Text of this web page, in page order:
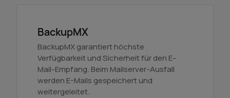
BackupMX
BackupMX garantiert höchste
Verfügbarkeit und Sicherheit für den E-
Mail-Empfang. Beim Mailserver-Ausfall
werden E-Mails gespeichert und
weitergeleitet.